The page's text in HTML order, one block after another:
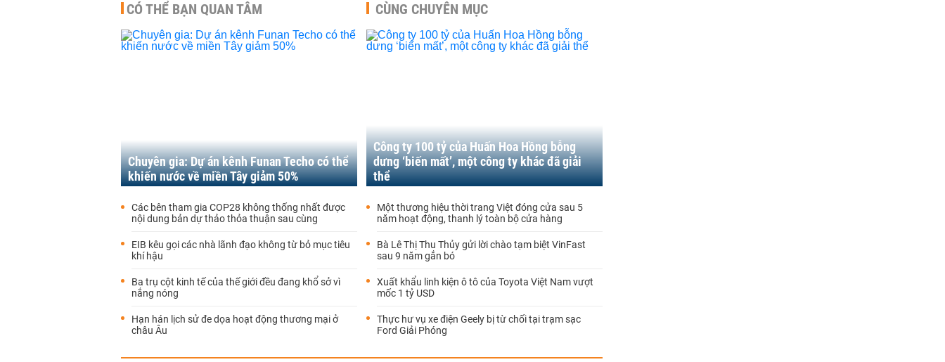
CÓ THỂ BẠN QUAN TÂM
Chuyên gia: Dự án kênh Funan Techo có thể
khiến nước về miền Tây giảm 50%
Các bên tham gia COP28 không thống nhất được
nội dung bản dự thảo thỏa thuận sau cùng
EIB kêu gọi các nhà lãnh đạo không từ bỏ mục tiêu
khí hậu
Ba trụ cột kinh tế của thế giới đều đang khổ sở vì
nắng nóng
Hạn hán lịch sử đe dọa hoạt động thương mại ở
châu Âu
CÙNG CHUYÊN MỤC
Công ty 100 tỷ của Huấn Hoa Hồng bỗng
dưng ‘biến mất’, một công ty khác đã giải
thể
Một thương hiệu thời trang Việt đóng cửa sau 5
năm hoạt động, thanh lý toàn bộ cửa hàng
Bà Lê Thị Thu Thủy gửi lời chào tạm biệt VinFast
sau 9 năm gắn bó
Xuất khẩu linh kiện ô tô của Toyota Việt Nam vượt
mốc 1 tỷ USD
Thực hư vụ xe điện Geely bị từ chối tại trạm sạc
Ford Giải Phóng